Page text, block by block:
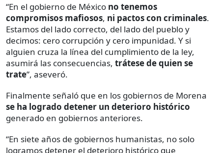
“En el gobierno de México no tenemos
compromisos mafiosos, ni pactos con criminales.
Estamos del lado correcto, del lado del pueblo y
decimos: cero corrupción y cero impunidad. Y si
alguien cruza la línea del cumplimiento de la ley,
asumirá las consecuencias, trátese de quien se
trate”, aseveró.
Finalmente señaló que en los gobiernos de Morena
se ha logrado detener un deterioro histórico
generado en gobiernos anteriores.
“En siete años de gobiernos humanistas, no solo
logramos detener el deterioro histórico que